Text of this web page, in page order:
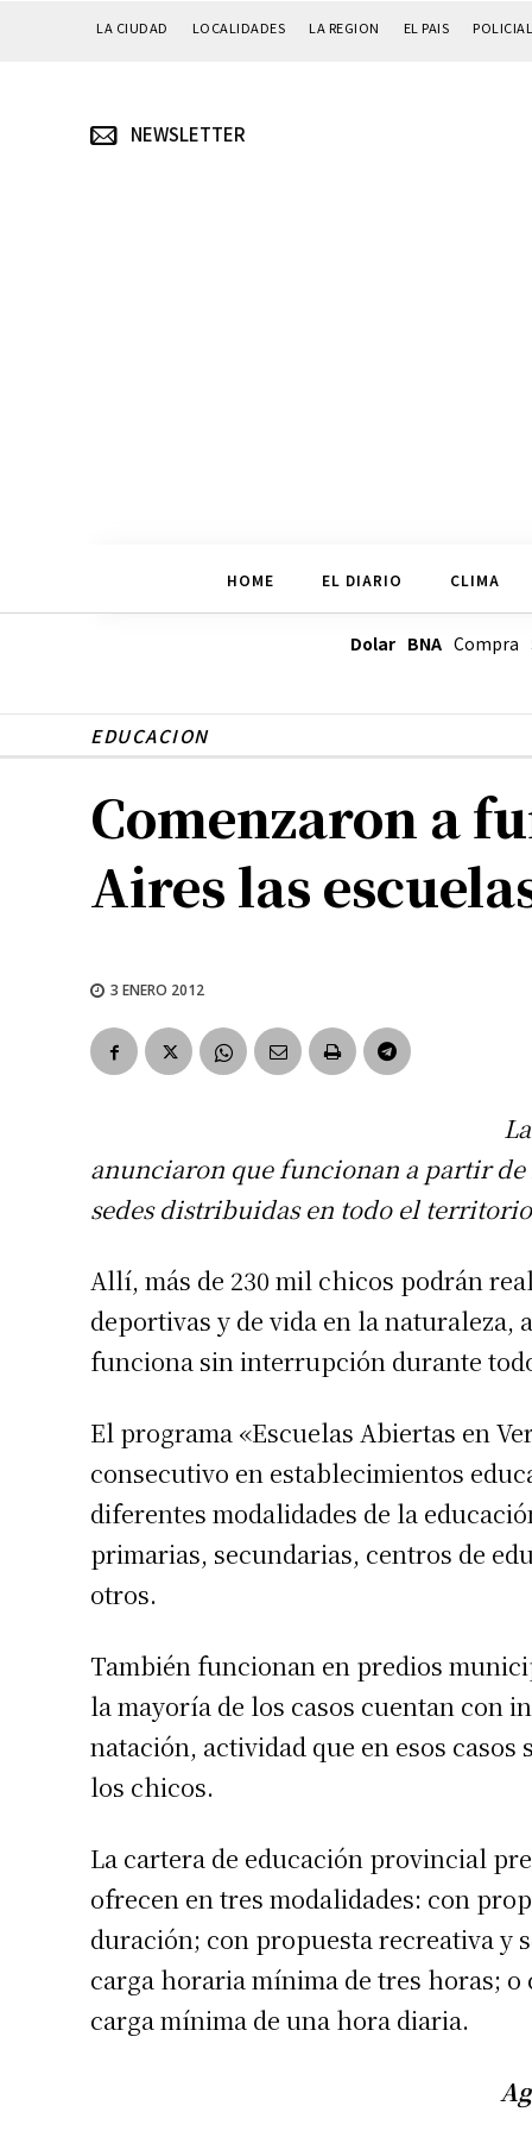
LA CIUDAD LOCALIDADES LA REGION EL PAIS
NEWSLETTER
HOME EL DIARIO CLIMA
Dolar BNACompra
EDUCACION
Comenzaron a
Aires las
3 ENERO 2012
anunciaron que funcionan a partir de
sedes distribuidas en todo el
Allí, más de 230 mil chicos podrán
deportivas y de vida en la naturaleza,
funciona sin interrupción durante
El programa «Escuelas Abiertas en
consecutivo en establecimientos
diferentes modalidades de la
primarias, secundarias, centros de
otros.
También funcionan en predios
la mayoría de los casos cuentan con
natación, actividad que en esos casos
los chicos.
La cartera de educación provincial
ofrecen en tres modalidades: con
duración; con propuesta recreativa y
carga horaria mínima de tres horas;
carga mínima de una hora diaria.